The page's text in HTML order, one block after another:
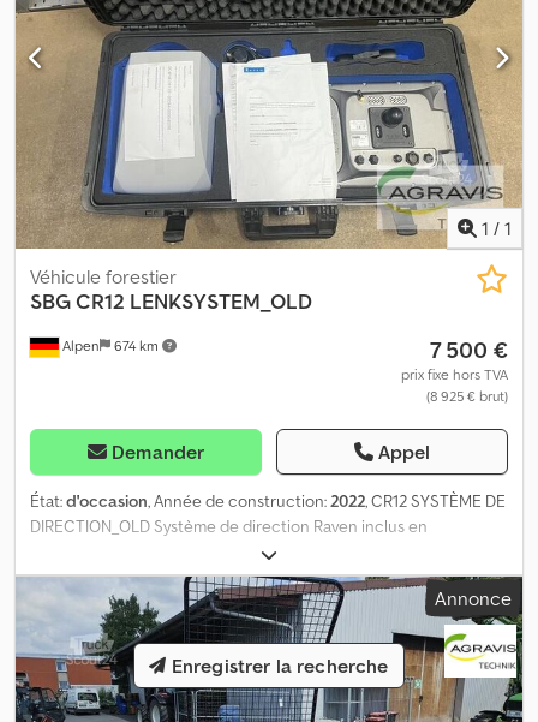
1 / 1
Alpen 674 km
Véhicule forestier
SBGCR12 LENKSYSTEM_OLD
7 500 €
prix fixe hors TVA
(8 925 € brut)
Demander Appel
État:d'occasion, Année de construction: 2022, CR12 SYSTÈME DE
DIRECTION_OLD Système de direction Raven inclus en
équipement de série, avec en supplément : écran tactile couleur
12" + logiciel Chodpjrf Ucusfx Aqxsa 2 ports USB, 5 ports série, 4
ports CAN alimentation 7-16 V antenne Raven RS1 avec Slingshot
RTK modem cellulaire intégré (4G) incl. GLONASS
Annonce
Enregistrer la recherche